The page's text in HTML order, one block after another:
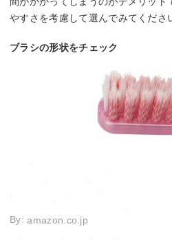
やすさを考慮して選んでみてくださ
ブラシの形状をチェック
By:amazon.co.jp